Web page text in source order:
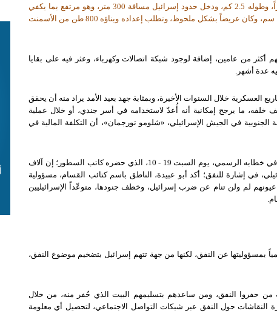
من أوساط عسكرية فلسطينية؛ أن النفق تم حفره بعمق 20 متراً، وطوله 2.5 كم، ودخل حدود إسرائيل مسافة 300 متر، وهو مرتفع بما يكفي
ليتمكّن رجل معتدل القامة من أن ينتصب واقفاً داخله بارتفاع 120 سم، وكان عريضاً بشكل ملحوظ، وتطلب إعداده وبناؤه 800 طن من الأسمنت
من عامين، إضافة لوجود شبكة اتصالات وكهرباء، وعثر فيه على بقايا
عدة أشهر
خلال السنوات الأخيرة، وبمثابة جهد بعيد الأمد يراد منه أن يحقق
خلفه، ما يرجح إمكانية أنه أُعدّ لاستخدامه في أسر جندي، أو خلال عملية
الجنوبية في الجيش الإسرائيلي، «شلومو تورجمان»، أن التكلفة المالية في
في خطابه الرسمي، يوم السبت19 - 10
، الذي حضره كاتب السطور؛ إن آلاف
في إشارة للنفق؛ أكد أبو عبيدة، الناطق باسم كتائب القسام، مسؤولية
لم ولن تنام عن ضرب إسرائيل، وخطف جنودها، متوعّداً الإسرائيليين
عن النفق، لكنها من جهة تتهم إسرائيل بتضخيم موضوع النفق،
من حفروا النفق، ومن ساعدهم بتسليمهم البيت الذي حُفر منه، من خلال
النقاشات حول النفق عبر شبكات التواصل الاجتماعي، لتحصيل أي معلومة